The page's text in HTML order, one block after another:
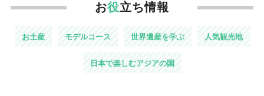
お役立ち情報
お土産 モデルコース 世界遺産を学ぶ 人気観光地
日本で楽しむアジアの国